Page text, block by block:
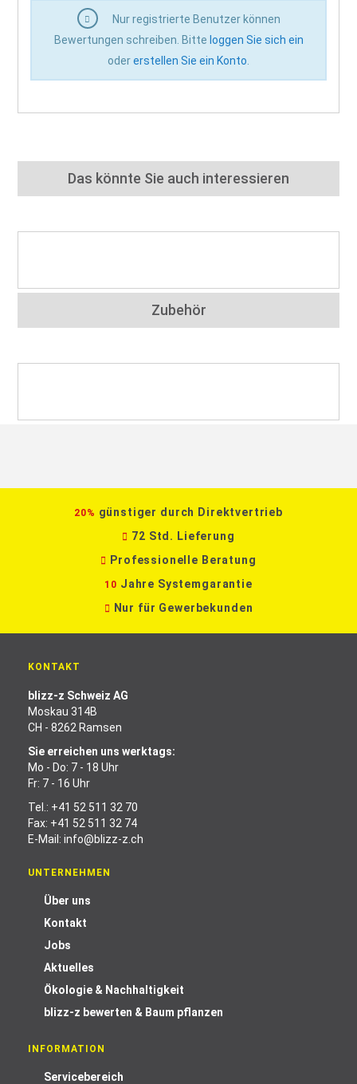
Nur registrierte Benutzer können
Bewertungen schreiben. Bitte loggen Sie sich ein
odererstellen Sie ein Konto
Das könnte Sie auch interessieren
Zubehör
20% günstiger durch Direktvertrieb
72 Std. Lieferung
Professionelle Beratung
10 Jahre Systemgarantie
Nur für Gewerbekunden
KONTAKT
blizz-z Schweiz AG
Moskau 314B
CH - 8262 Ramsen
Sie erreichen uns werktags:
Mo - Do: 7 - 18 Uhr
Fr: 7 - 16 Uhr
Tel.: +41 52 511 32 70
Fax: +41 52 511 32 74
E-Mail: info@blizz-z.ch
UNTERNEHMEN
Über uns
Kontakt
Jobs
Aktuelles
Ökologie & Nachhaltigkeit
blizz-z bewerten & Baum pflanzen
INFORMATION
Servicebereich